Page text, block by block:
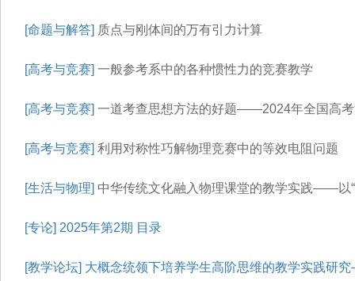
[命题与解答] 质点与刚体间的万有引力计算
[高考与竞赛] 一般参考系中的各种惯性力的竞赛教学
[高考与竞赛] 一道考查思想方法的好题——2024年全国高
[高考与竞赛] 利用对称性巧解物理竞赛中的等效电阻问题
[生活与物理] 中华传统文化融入物理课堂的教学实践——以
[专论] 2025年第2期 目录
[教学论坛] 大概念统领下培养学生高阶思维的教学实践研